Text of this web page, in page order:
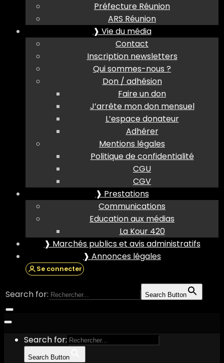
Préfecture Réunion
ARS Réunion
❱ Vie du média
Contact
Inscription newsletters
Qui sommes-nous ?
Don / adhésion
Faire un don
J’arrête mon don mensuel
L’espace donateur
Adhérer
Mentions légales
Politique de confidentialité
CGU
CGV
❱ Prestations
Communications
Education aux médias
La Kour 420
❱ Marchés publics et avis administratifs
❱ Annonces légales
Se connecter
Search for: Search Button
Search for:
Search Button